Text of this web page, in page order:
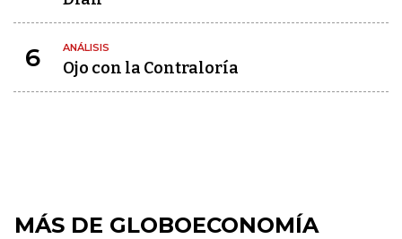
6 ANÁLISIS
Ojo con la Contraloría
MÁS DE GLOBOECONOMÍA